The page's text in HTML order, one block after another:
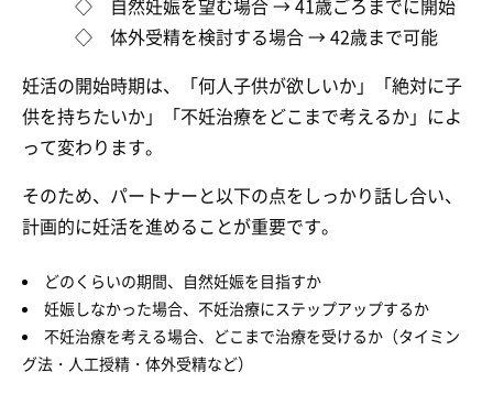
◇ 自然妊娠を望む場合 → 41歳ごろまでに開始
◇ 体外受精を検討する場合 → 42歳まで可能
妊活の開始時期は、「何人子供が欲しいか」「絶対に子
供を持ちたいか」「不妊治療をどこまで考えるか」によ
って変わります。
そのため、パートナーと以下の点をしっかり話し合い、
計画的に妊活を進めることが重要です。
どのくらいの期間、自然妊娠を目指すか
妊娠しなかった場合、不妊治療にステップアップするか
不妊治療を考える場合、どこまで治療を受けるか（タイミン
グ法・人工授精・体外受精など）